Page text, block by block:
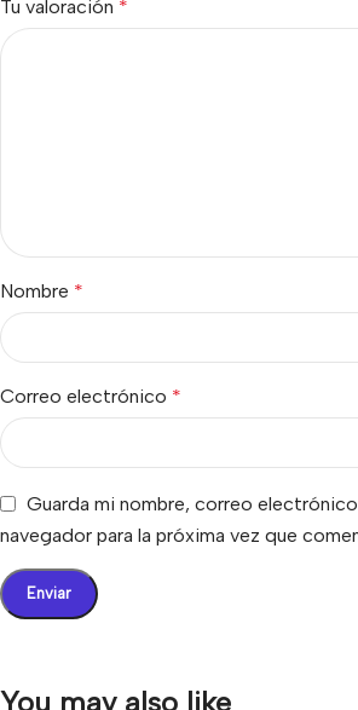
Tu valoración *
Nombre *
Correo electrónico *
Guarda mi nombre, correo
navegador para la próxima vez que
You may also like